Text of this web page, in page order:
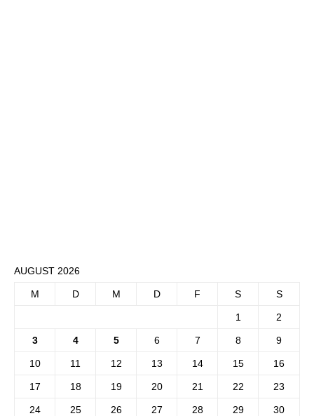
AUGUST 2026
M D M D F S S
1 2
3 4 5 6 7 8 9
10 11 12 13 14 15 16
17 18 19 20 21 22 23
24 25 26 27 28 29 30